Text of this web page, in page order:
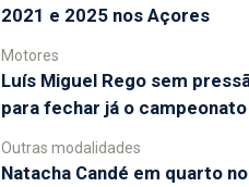
2021 e 2025 nos Açores
Motores
Luís Miguel Rego sem
para fechar já o campeonato
Outras modalidades
Natacha Candé em quarto no